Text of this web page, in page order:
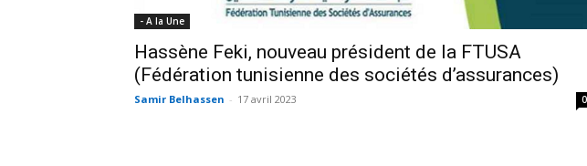
- A la Une
Hassène Feki, nouveau président de la FTUSA
(Fédération tunisienne des sociétés d’assurances)
Samir Belhassen - 17 avril 2023 0